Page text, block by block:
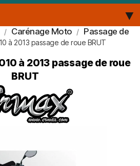
Carénage Moto
Passage de
à 2013 passage de roue BRUT
à 2013 passage de roue
BRUT